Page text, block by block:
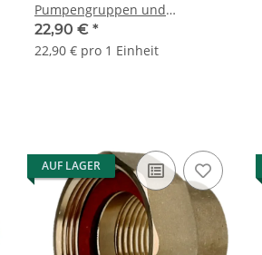
Pumpengruppen und
Solarstationen Breite 260mm
xTiefe 65mm
22,90 € *
22,90 € pro 1 Einheit
AUF LAGER